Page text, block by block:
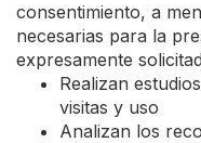
consentimiento, a
necesarias para la
expresamente
Realizan
visitas y uso
Analizan los